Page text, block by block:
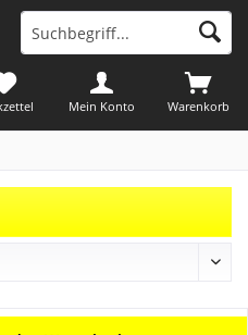
Warenkorb
Mein Konto